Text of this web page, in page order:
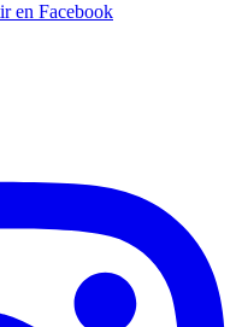
en Facebook